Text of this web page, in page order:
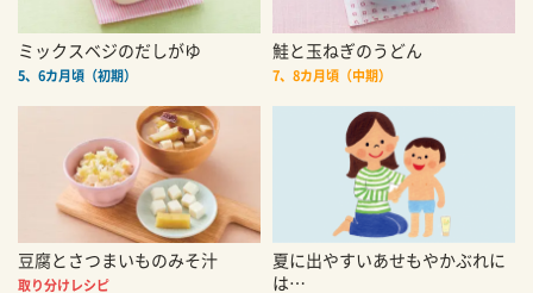
ミックスベジのだしがゆ
5、6カ月頃（初期）
鮭と玉ねぎのうどん
7、8カ月頃（中期）
豆腐とさつまいものみそ汁
取り分けレシピ
夏に出やすいあせもやかぶれに
は…